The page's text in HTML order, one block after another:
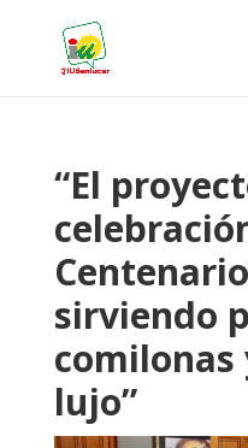
“El
sirviendo
comilonas
lujo”